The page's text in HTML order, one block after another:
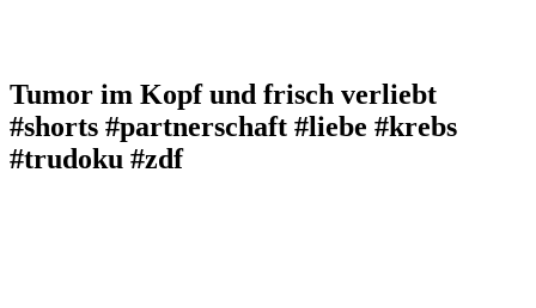
Tumor im Kopf und frisch verliebt
#shorts #partnerschaft #liebe #krebs
#trudoku #zdf